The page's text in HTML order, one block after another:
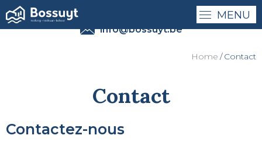
info@bossuyt.be
MENU
Home Contact
Contact
Contactez-nous